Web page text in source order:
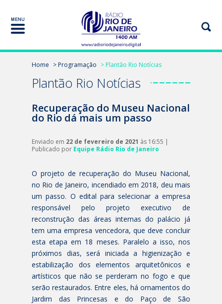
Home > Programação > Plantão Rio Notícias
Plantão Rio Notícias
Recuperação do Museu Nacional
do Rio dá mais um passo
Enviado em 22 de fevereiro de 2021 às 16:55 |
Publicado por Equipe Rádio Rio de Janeiro
O projeto de recuperação do Museu Nacional,
no Rio de Janeiro, incendiado em 2018, deu mais
um passo. O edital para selecionar a empresa
responsável pelo projeto executivo de
reconstrução das áreas internas do palácio já
tem uma empresa vencedora, que deve concluir
esta etapa em 18 meses. Paralelo a isso, nos
próximos dias, será iniciada a higienização e
estabilização dos elementos arquitetônicos e
artísticos que não se perderam no fogo e que
serão restaurados. Entre eles, há ornamentos do
Jardim das Princesas e do Paço de São